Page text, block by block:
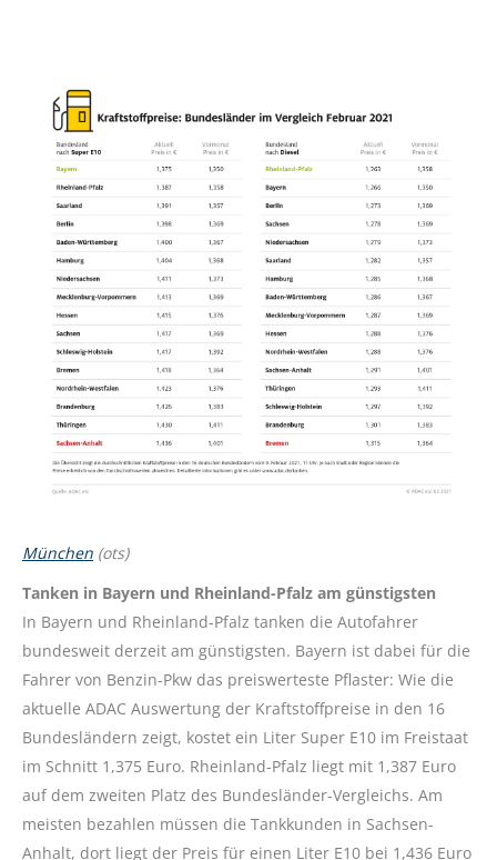
München (ots)
Tanken in Bayern und Rheinland-Pfalz am günstigsten
In Bayern und Rheinland-Pfalz tanken die Autofahrer
bundesweit derzeit am günstigsten. Bayern ist dabei für die
Fahrer von Benzin-Pkw das preiswerteste Pflaster: Wie die
aktuelle ADAC Auswertung der Kraftstoffpreise in den 16
Bundesländern zeigt, kostet ein Liter Super E10 im Freistaat
im Schnitt 1,375 Euro. Rheinland-Pfalz liegt mit 1,387 Euro
auf dem zweiten Platz des Bundesländer-Vergleichs. Am
meisten bezahlen müssen die Tankkunden in Sachsen-
Anhalt, dort liegt der Preis für einen Liter E10 bei 1,436 Euro